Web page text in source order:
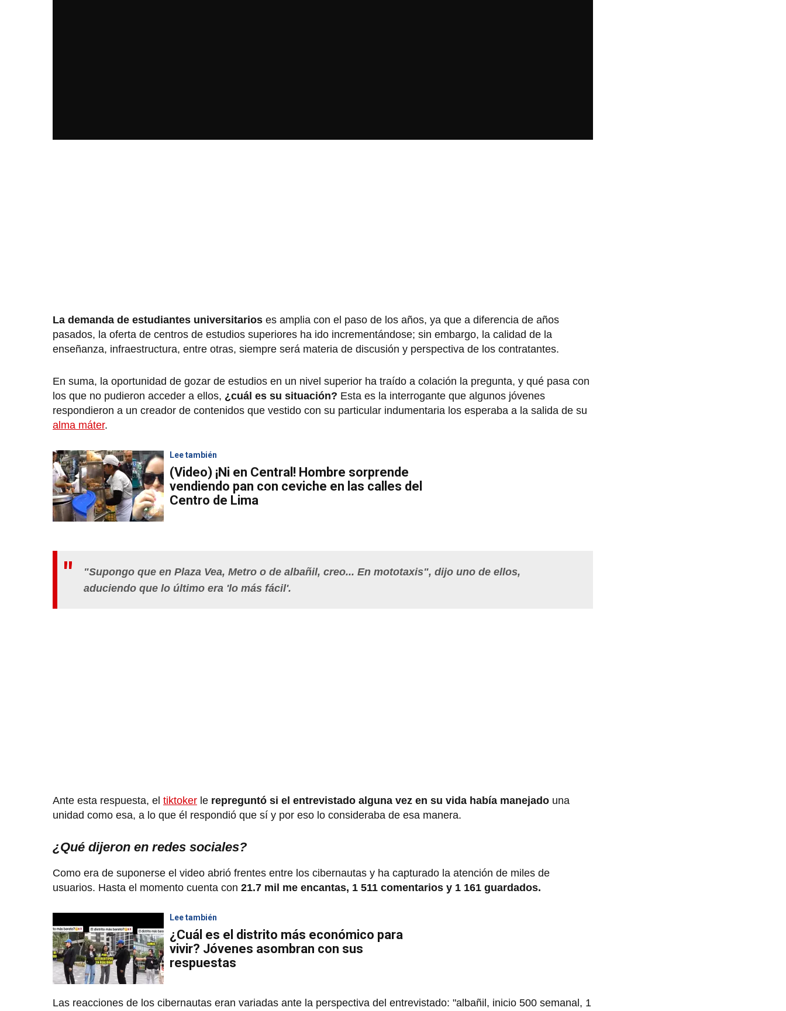
La demanda de estudiantes universitarios es amplia con el paso de los años, ya que a diferencia de años
pasados, la oferta de centros de estudios superiores ha ido incrementándose; sin embargo, la calidad de la
enseñanza, infraestructura, entre otras, siempre será materia de discusión y perspectiva de los contratantes.
En suma, la oportunidad de gozar de estudios en un nivel superior ha traído a colación la pregunta, y qué pasa con
los que no pudieron acceder a ellos, ¿cuál es su situación? Esta es la interrogante que algunos jóvenes
respondieron a un creador de contenidos que vestido con su particular indumentaria los esperaba a la salida de su
alma máter.
Lee también
(Video) ¡Ni en Central! Hombre sorprende
vendiendo pan con ceviche en las calles del
Centro de Lima
"Supongo que en Plaza Vea, Metro o de albañil, creo... En mototaxis", dijo uno de ellos,
aduciendo que lo último era 'lo más fácil'.
Ante esta respuesta, el tiktoker le repreguntó si el entrevistado alguna vez en su vida había manejado una
unidad como esa, a lo que él respondió que sí y por eso lo consideraba de esa manera.
¿Qué dijeron en redes sociales?
Como era de suponerse el video abrió frentes entre los cibernautas y ha capturado la atención de miles de
usuarios. Hasta el momento cuenta con 21.7 mil me encantas, 1 511 comentarios y 1 161 guardados.
Lee también
¿Cuál es el distrito más económico para
vivir? Jóvenes asombran con sus
respuestas
Las reacciones de los cibernautas eran variadas ante la perspectiva del entrevistado: "albañil, inicio 500 semanal, 1